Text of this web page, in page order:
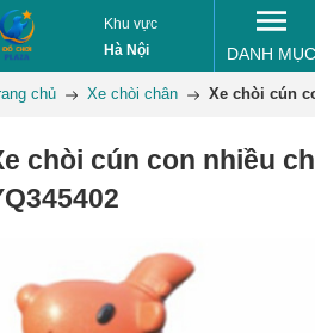
Khu vực
Hà Nội
DANH MỤC
chủ Xe chòi chân Xe chòi cún
chòi cún con nhiều